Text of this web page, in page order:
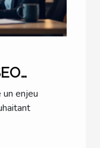
t-il
enjeu